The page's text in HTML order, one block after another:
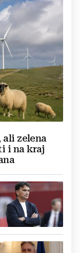
zelena
i na kraj